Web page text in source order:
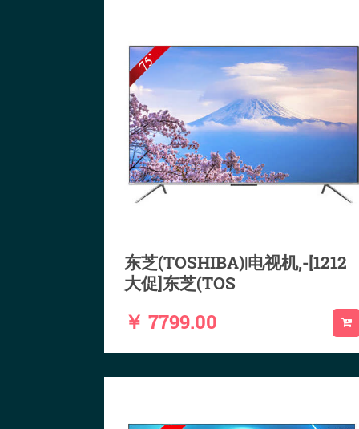
东芝(TOSHIBA)|电视机,-[1212
大促]东芝(TOS
￥ 7799.00